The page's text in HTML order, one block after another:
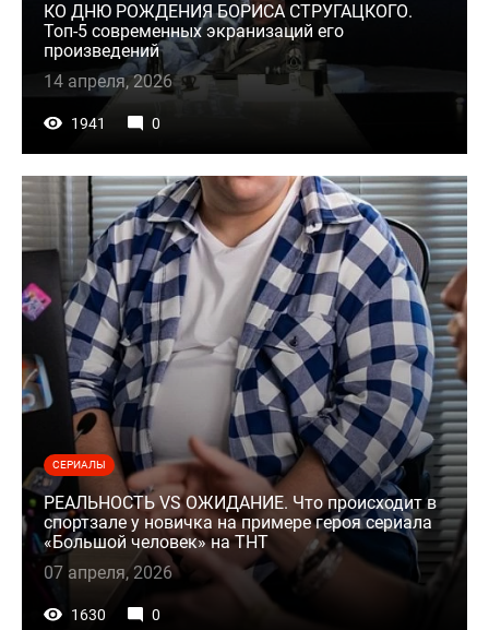
КО ДНЮ РОЖДЕНИЯ БОРИСА СТРУГАЦКОГО.
Топ-5 современных экранизаций его
произведений
14 апреля, 2026
1941 0
СЕРИАЛЫ
РЕАЛЬНОСТЬ VS ОЖИДАНИЕ. Что происходит в
спортзале у новичка на примере героя сериала
«Большой человек» на ТНТ
07 апреля, 2026
1630 0